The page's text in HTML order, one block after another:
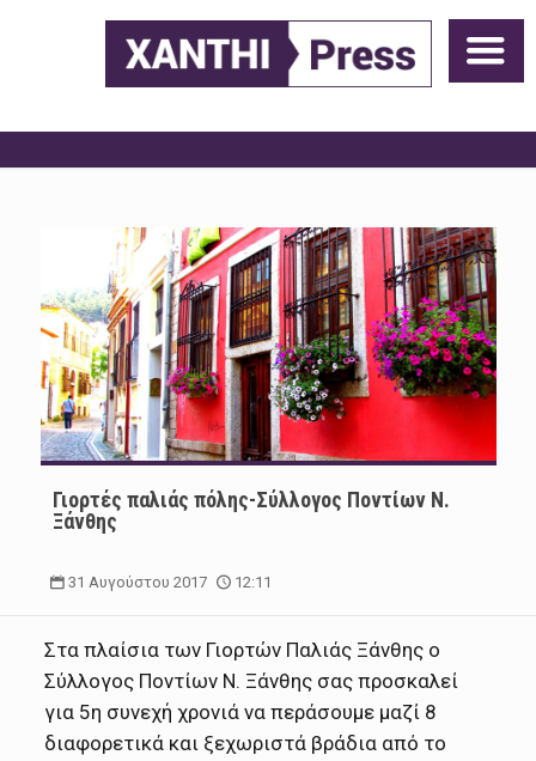
Γιορτές παλιάς πόλης-Σύλλογος Ποντίων Ν.
Ξάνθης
31 Αυγούστου 2017 12:11
Στα πλαίσια των Γιορτών Παλιάς Ξάνθης ο
Σύλλογος Ποντίων Ν. Ξάνθης σας προσκαλεί
για 5η συνεχή χρονιά να περάσουμε μαζί 8
διαφορετικά και ξεχωριστά βράδια από το